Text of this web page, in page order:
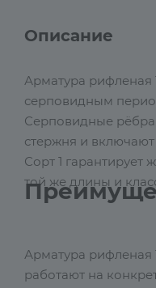
Описание
Арматура рифленая
серповидным
Серповидные
стержня и
Сорт 1 гарантирует
той же длины и
Арматура рифленая
работают на